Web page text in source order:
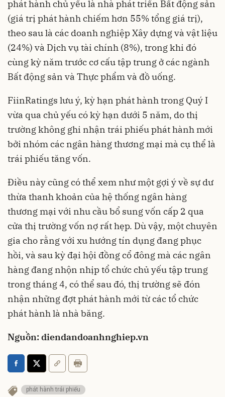
phát hành chủ yếu là nhà phát triển Bất động sản
(giá trị phát hành chiếm hơn 55% tổng giá trị),
theo sau là các doanh nghiệp Xây dựng và vật liệu
(24%) và Dịch vụ tài chính (8%), trong khi đó
cùng kỳ năm trước cơ cấu tập trung ở các ngành
Bất động sản và Thực phẩm và đồ uống.
FiinRatings lưu ý, kỳ hạn phát hành trong Quý I
vừa qua chủ yếu có kỳ hạn dưới 5 năm, do thị
trường không ghi nhận trái phiếu phát hành mới
bởi nhóm các ngân hàng thương mại mà cụ thể là
trái phiếu tăng vốn.
Điều này cũng có thể xem như một gợi ý về sự dư
thừa thanh khoản của hệ thống ngân hàng
thương mại với nhu cầu bổ sung vốn cấp 2 qua
cửa thị trường vốn nợ rất hẹp. Dù vậy, một chuyên
gia cho rằng với xu hướng tín dụng đang phục
hồi, và sau kỳ đại hội đồng cổ đông mà các ngân
hàng đang nhộn nhịp tổ chức chủ yếu tập trung
trong tháng 4, có thể sau đó, thị trường sẽ đón
nhận những đợt phát hành mới từ các tổ chức
phát hành là nhà băng.
Nguồn: diendandoanhnghiep.vn
phát hành trái phiếu